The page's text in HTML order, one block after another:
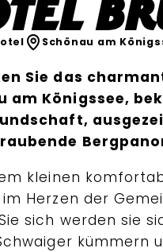
Schönau am
Sie das
am Königssee,
kleinen
Herzen der
sich werden sie
kümmern